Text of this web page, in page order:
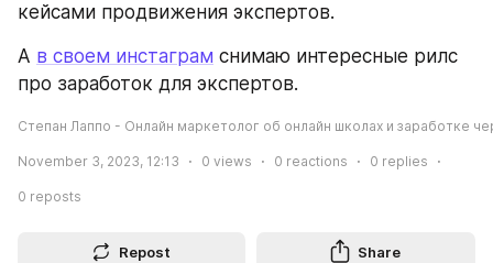
кейсами продвижения экспертов.
А в своем инстаграм снимаю интересные рилс
про заработок для экспертов.
Степан Лаппо - Онлайн маркетолог об онлайн школах и заработке
November 3, 2023, 12:13 0 views 0 reactions 0 replies
0 reposts
Repost Share